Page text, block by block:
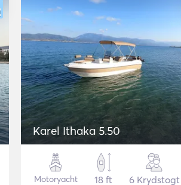
Karel Ithaka 5.50
Motoryacht
18 ft
6 Krydstogt